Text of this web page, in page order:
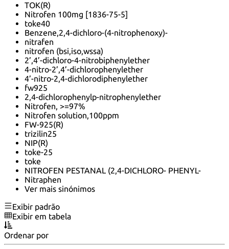
TOK(R)
Nitrofen 100mg [1836-75-5]
toke40
Benzene,2,4-dichloro-(4-nitrophenoxy)-
nitrafen
nitrofen (bsi,iso,wssa)
2’,4’-dichloro-4-nitrobiphenylether
4-nitro-2’,4’-dichlorophenylether
4’-nitro-2,4-dichlorodiphenylether
fw925
2,4-dichlorophenylp-nitrophenylether
Nitrofen, >=97%
Nitrofen solution,100ppm
FW-925(R)
trizilin25
NIP(R)
toke-25
toke
NITROFEN PESTANAL (2,4-DICHLORO- PHENYL-
Nitraphen
Ver mais sinónimos
Exibir padrão
Exibir em tabela
Ordenar por